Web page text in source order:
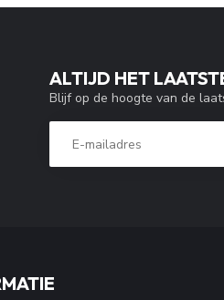
ALTIJD HET
Blijf op de hoogte van de